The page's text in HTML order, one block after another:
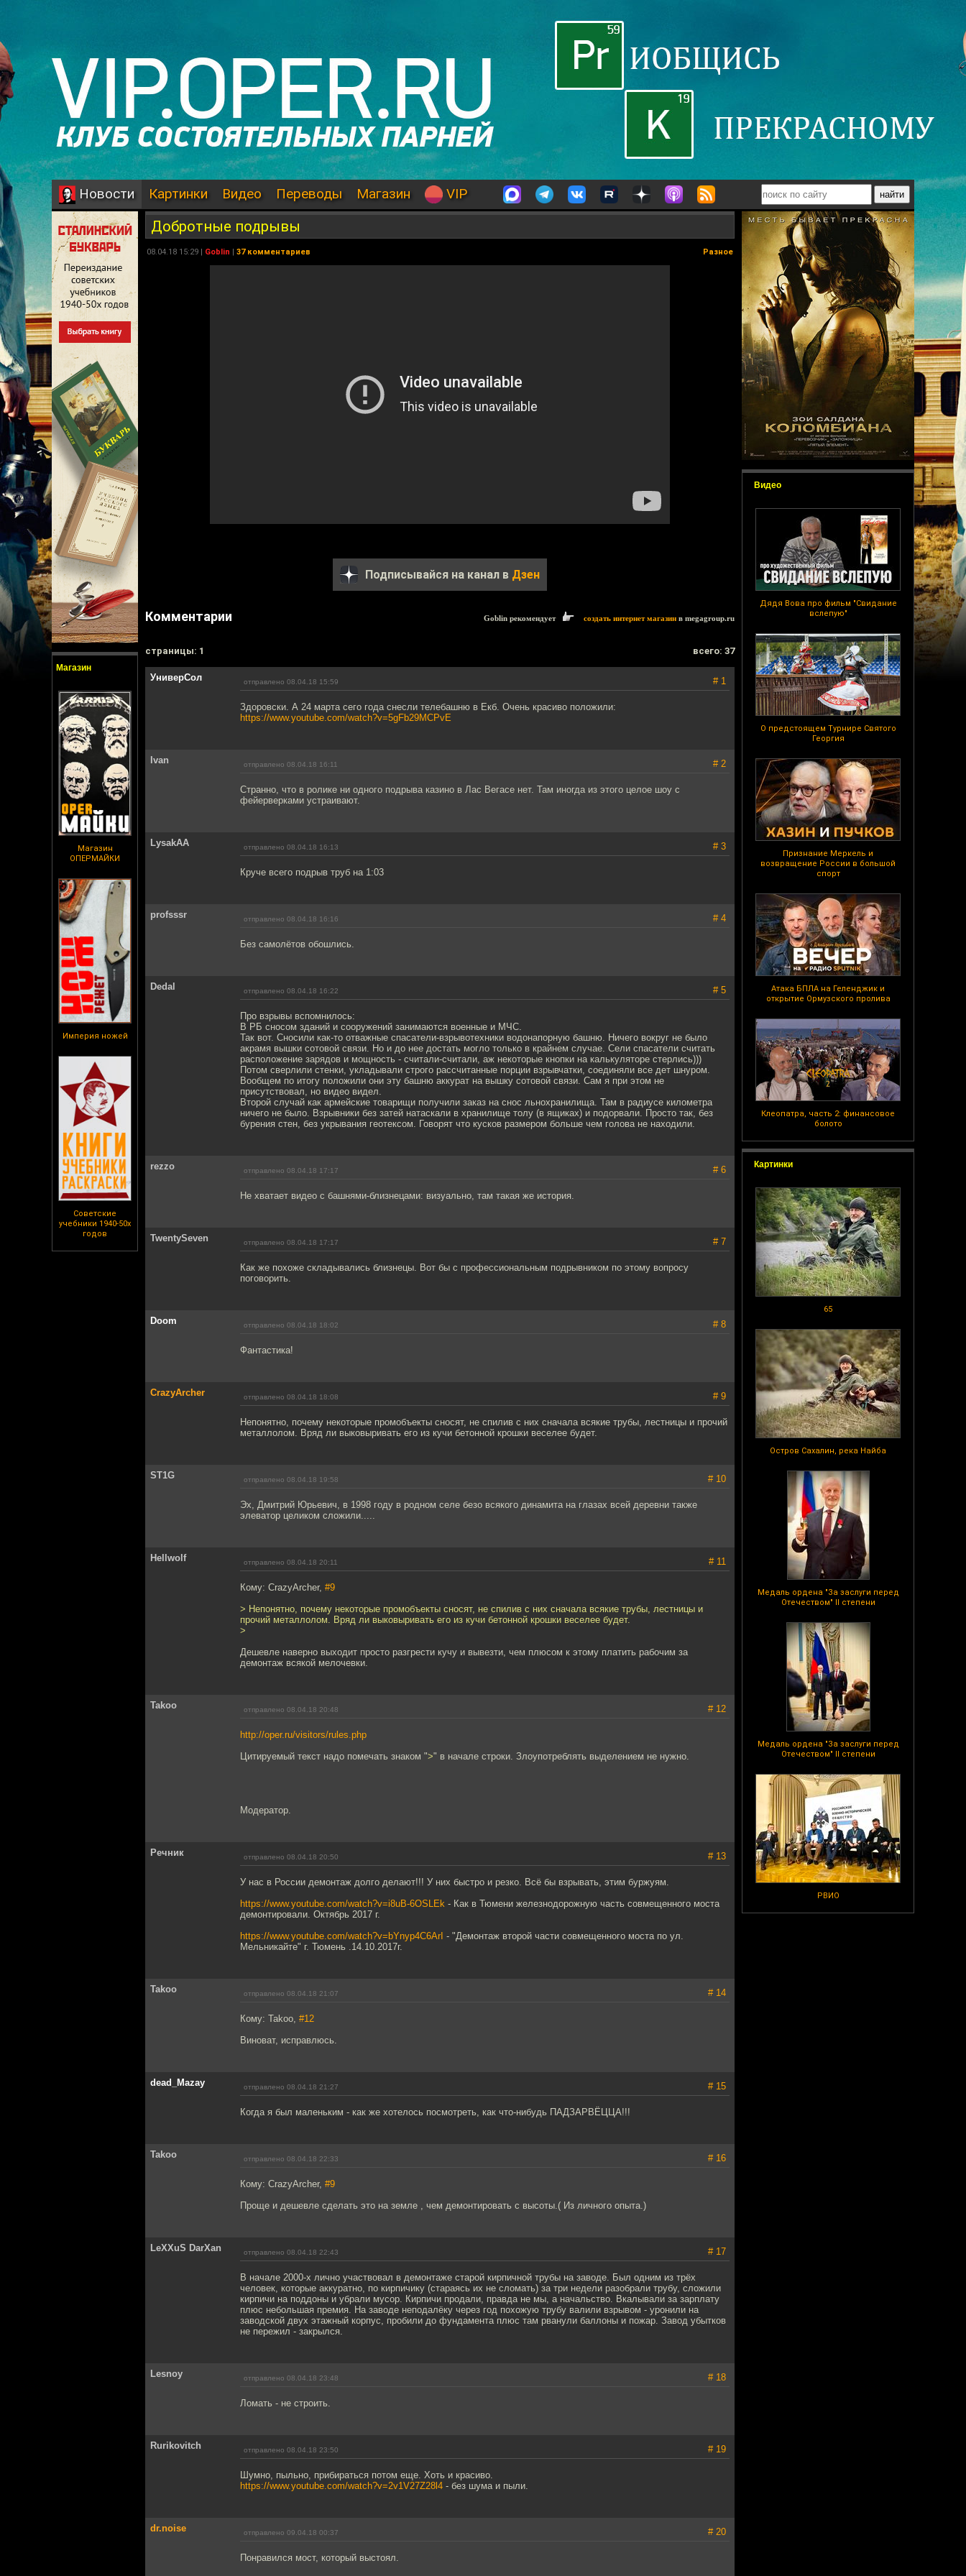
Новости Картинки Видео Переводы Магазин VIP
Магазин
Магазин
ОПЕРМАЙКИ
Империя ножей
Советские
учебники 1940-50х
годов
Видео
Дядя Вова про фильм "Свидание
вслепую"
О предстоящем Турнире Святого
Георгия
Признание Меркель и
возвращение России в большой
спорт
Атака БПЛА на Геленджик и
открытие Ормузского пролива
Клеопатра, часть 2: финансовое
болото
Картинки
65
Остров Сахалин, река Найба
Медаль ордена "За заслуги перед
Отечеством" II степени
Медаль ордена "За заслуги перед
Отечеством" II степени
РВИО
Добротные подрывы
08.04.18 15:29 | Goblin | 37 комментариев Разное
Подписывайся на канал в Дзен
Комментарии Goblin рекомендует создать интернет магазин в megagroup.ru
cтраницы: 1 всего: 37
УниверСол отправлено 08.04.18 15:59 # 1
Здоровски. А 24 марта сего года снесли телебашню в Екб. Очень красиво положили:
https://www.youtube.com/watch?v=5gFb29MCPvE
Ivan отправлено 08.04.18 16:11 # 2
Странно, что в ролике ни одного подрыва казино в Лас Вегасе нет. Там иногда из этого целое шоу с
фейерверками устраивают.
LysakAA отправлено 08.04.18 16:13 # 3
Круче всего подрыв труб на 1:03
profsssr отправлено 08.04.18 16:16 # 4
Без самолётов обошлись.
Dedal отправлено 08.04.18 16:22 # 5
Про взрывы вспомнилось:
В РБ сносом зданий и сооружений занимаются военные и МЧС.
Так вот. Сносили как-то отважные спасатели-взрывотехники водонапорную башню. Ничего вокруг не было
акрамя вышки сотовой связи. Но и до нее достать могло только в крайнем случае. Сели спасатели считать
расположение зарядов и мощность - считали-считали, аж некоторые кнопки на калькуляторе стерлись)))
Потом сверлили стенки, укладывали строго рассчитанные порции взрывчатки, соединяли все дет шнуром.
Вообщем по итогу положили они эту башню аккурат на вышку сотовой связи. Сам я при этом не
присутствовал, но видео видел.
Второй случай как армейские товарищи получили заказ на снос льнохранилища. Там в радиусе километра
ничего не было. Взрывники без затей натаскали в хранилище толу (в ящиках) и подорвали. Просто так, без
бурения стен, без укрывания геотексом. Говорят что кусков размером больше чем голова не находили.
rezzo отправлено 08.04.18 17:17 # 6
Не хватает видео с башнями-близнецами: визуально, там такая же история.
TwentySeven отправлено 08.04.18 17:17 # 7
Как же похоже складывались близнецы. Вот бы с профессиональным подрывником по этому вопросу
поговорить.
Doom отправлено 08.04.18 18:02 # 8
Фантастика!
CrazyArcher отправлено 08.04.18 18:08 # 9
Непонятно, почему некоторые промобъекты сносят, не спилив с них сначала всякие трубы, лестницы и прочий
металлолом. Вряд ли выковыривать его из кучи бетонной крошки веселее будет.
ST1G отправлено 08.04.18 19:58 # 10
Эх, Дмитрий Юрьевич, в 1998 году в родном селе безо всякого динамита на глазах всей деревни также
элеватор целиком сложили.....
Hellwolf отправлено 08.04.18 20:11 # 11
Кому: CrazyArcher, #9
> Непонятно, почему некоторые промобъекты сносят, не спилив с них сначала всякие трубы, лестницы и
прочий металлолом. Вряд ли выковыривать его из кучи бетонной крошки веселее будет.
>
Дешевле наверно выходит просто разгрести кучу и вывезти, чем плюсом к этому платить рабочим за
демонтаж всякой мелочевки.
Takoo отправлено 08.04.18 20:48 # 12
http://oper.ru/visitors/rules.php
Цитируемый текст надо помечать знаком ">" в начале строки. Злоупотреблять выделением не нужно.
Модератор.
Речник отправлено 08.04.18 20:50 # 13
У нас в России демонтаж долго делают!!! У них быстро и резко. Всё бы взрывать, этим буржуям.
https://www.youtube.com/watch?v=i8uB-6OSLEk - Как в Тюмени железнодорожную часть совмещенного моста
демонтировали. Октябрь 2017 г.
https://www.youtube.com/watch?v=bYnyp4C6ArI - "Демонтаж второй части совмещенного моста по ул.
Мельникайте" г. Тюмень .14.10.2017г.
Takoo отправлено 08.04.18 21:07 # 14
Кому: Takoo, #12
Виноват, исправлюсь.
dead_Mazay отправлено 08.04.18 21:27 # 15
Когда я был маленьким - как же хотелось посмотреть, как что-нибудь ПАДЗАРВЁЦЦА!!!
Takoo отправлено 08.04.18 22:33 # 16
Кому: CrazyArcher, #9
Проще и дешевле сделать это на земле , чем демонтировать с высоты.( Из личного опыта.)
LeXXuS DarXan отправлено 08.04.18 22:43 # 17
В начале 2000-х лично участвовал в демонтаже старой кирпичной трубы на заводе. Был одним из трёх
человек, которые аккуратно, по кирпичику (стараясь их не сломать) за три недели разобрали трубу, сложили
кирпичи на поддоны и убрали мусор. Кирпичи продали, правда не мы, а начальство. Вкалывали за зарплату
плюс небольшая премия. На заводе неподалёку через год похожую трубу валили взрывом - уронили на
заводской двух этажный корпус, пробили до фундамента плюс там рванули баллоны и пожар. Завод убытков
не пережил - закрылся.
Lesnoy отправлено 08.04.18 23:48 # 18
Ломать - не строить.
Rurikovitch отправлено 08.04.18 23:50 # 19
Шумно, пыльно, прибираться потом еще. Хоть и красиво.
https://www.youtube.com/watch?v=2v1V27Z28l4 - без шума и пыли.
dr.noise отправлено 09.04.18 00:37 # 20
Понравился мост, который выстоял.